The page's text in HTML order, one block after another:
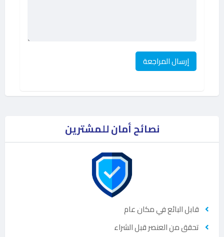
نصائح أمان للمشترين
قابل البائع في مكان عام
تحقق من العنصر قبل الشراء